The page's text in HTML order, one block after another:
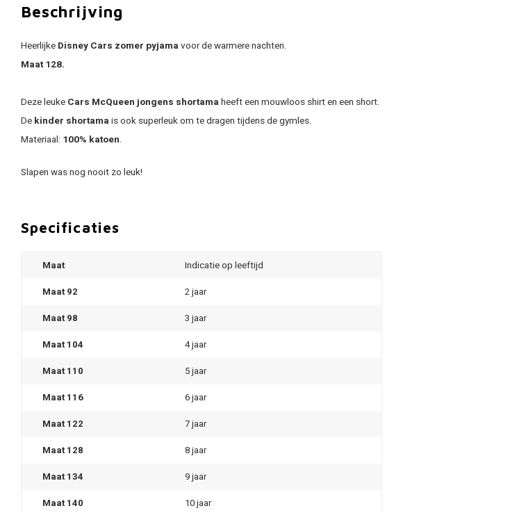
Beschrijving
Heerlijke Disney Cars zomer pyjama voor de warmere nachten.
Maat 128.
Deze leuke Cars McQueen jongens shortama heeft een mouwloos shirt en een short.
De kinder shortama is ook superleuk om te dragen tijdens de gymles.
Materiaal: 100% katoen.
Slapen was nog nooit zo leuk!
Specificaties
Maat
Indicatie op leeftijd
Maat 92
2 jaar
Maat 98
3 jaar
Maat 104
4 jaar
Maat 110
5 jaar
Maat 116
6 jaar
Maat 122
7 jaar
Maat 128
8 jaar
Maat 134
9 jaar
Maat 140
10 jaar